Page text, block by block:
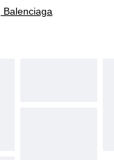
Balenciaga